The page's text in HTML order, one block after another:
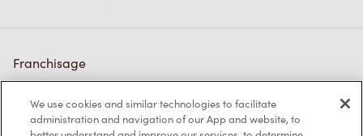
Franchisage
Investisseurs
Communiquer avec nous
We use cookies and similar technologies to facilitate
administration and navigation of our App and website, to